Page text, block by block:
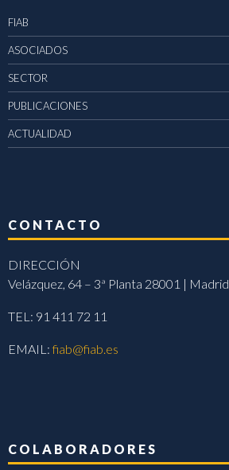
FIAB
ASOCIADOS
SECTOR
PUBLICACIONES
ACTUALIDAD
CONTACTO
DIRECCIÓN
Velázquez, 64 – 3ª Planta 28001 | Madrid
TEL: 91 411 72 11
EMAIL:fiab@fiab.es
COLABORADORES